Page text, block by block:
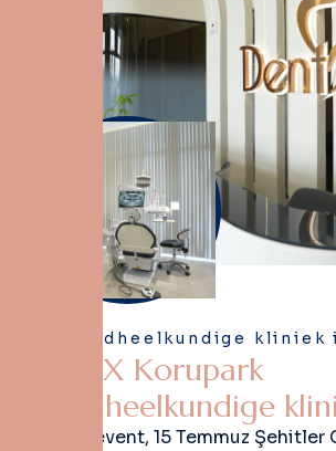
Tandheelkundige
X Korupark
dheelkundige klini
5. Levent, 15 Temmuz Şehitler